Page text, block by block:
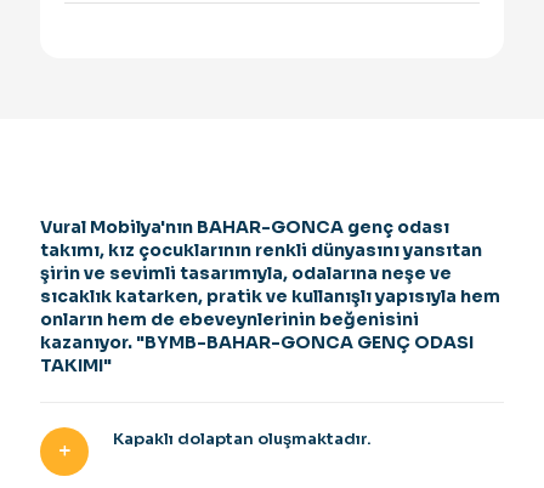
Vural Mobilya'nın BAHAR-GONCA genç odası
takımı, kız çocuklarının renkli dünyasını yansıtan
şirin ve sevimli tasarımıyla, odalarına neşe ve
sıcaklık katarken, pratik ve kullanışlı yapısıyla hem
onların hem de ebeveynlerinin beğenisini
kazanıyor. "BYMB-BAHAR-GONCA GENÇ ODASI
TAKIMI"
Kapaklı dolaptan oluşmaktadır.